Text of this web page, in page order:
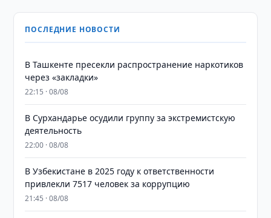
ПОСЛЕДНИЕ НОВОСТИ
В Ташкенте пресекли распространение наркотиков
через «закладки»
22:15 · 08/08
В Сурхандарье осудили группу за экстремистскую
деятельность
22:00 · 08/08
В Узбекистане в 2025 году к ответственности
привлекли 7517 человек за коррупцию
21:45 · 08/08